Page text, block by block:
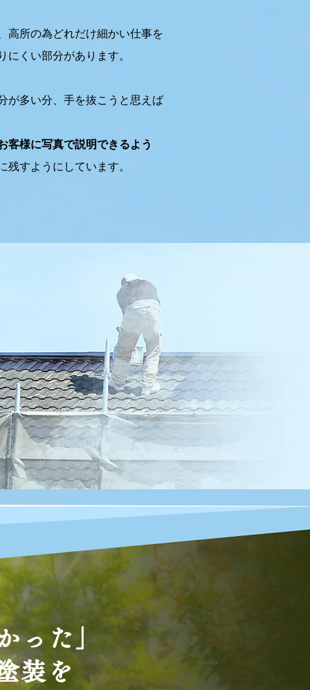
高所の為どれだけ細かい仕事を
にくい部分があります。
が多い分、手を抜こうと思えば
客様に写真で説明できるよう
残すようにしています。
った」
装を